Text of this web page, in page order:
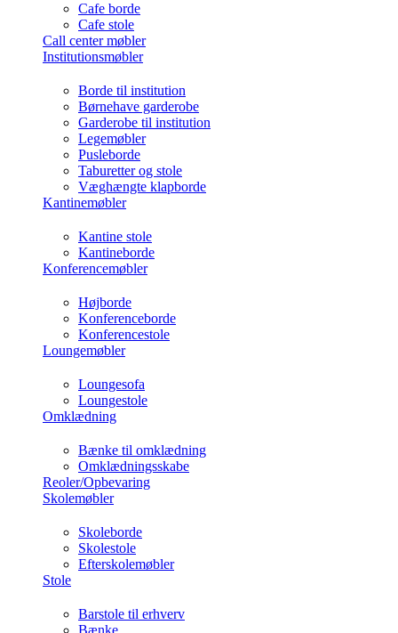
Cafe borde
Cafe stole
Call center møbler
Institutionsmøbler
Borde til institution
Børnehave garderobe
Garderobe til institution
Legemøbler
Pusleborde
Taburetter og stole
Væghængte klapborde
Kantinemøbler
Kantine stole
Kantineborde
Konferencemøbler
Højborde
Konferenceborde
Konferencestole
Loungemøbler
Loungesofa
Loungestole
Omklædning
Bænke til omklædning
Omklædningsskabe
Reoler/Opbevaring
Skolemøbler
Skoleborde
Skolestole
Efterskolemøbler
Stole
Barstole til erhverv
Bænke